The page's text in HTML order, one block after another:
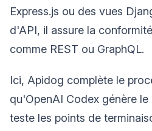
Express.js ou des vues
d'API, il assure la
comme REST ou GraphQL.
Ici, Apidog complète le
qu'OpenAI Codex génère
teste les points de